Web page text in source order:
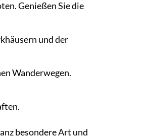
Genießen Sie die
und der
Wanderwegen.
besondere Art und